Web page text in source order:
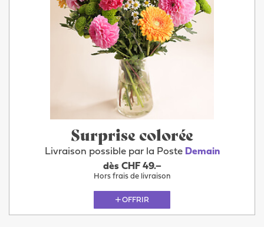
Surprise colorée
Livraison possible par la Poste Demain
dès CHF 49.–
Hors frais de livraison
OFFRIR